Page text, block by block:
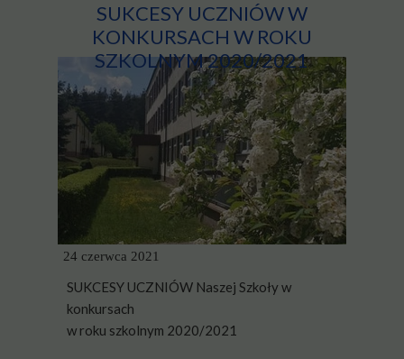
SUKCESY UCZNIÓW W
KONKURSACH W ROKU
SZKOLNYM 2020/2021
24 czerwca 2021
SUKCESY UCZNIÓW Naszej Szkoły w
konkursach
w roku szkolnym 2020/2021